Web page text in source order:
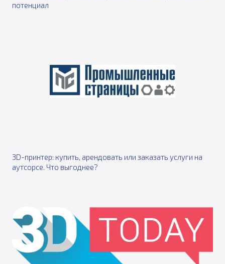
потенциал
3D-принтер: купить, арендовать или заказать услуги на
аутсорсе. Что выгоднее?